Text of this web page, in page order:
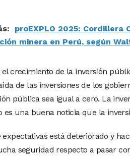
proEXPLO 2025:
minera en Perú, según
crecimiento de la inversión
de las inversiones de los
pública sea igual a cero. La
es una buena noticia que la
expectativas está deteriorado y
seguridad respecto a pasar